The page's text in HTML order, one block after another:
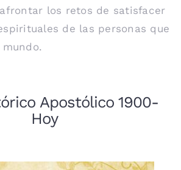
los retos de satisfacer
de las personas que
Apostólico 1900-
Hoy